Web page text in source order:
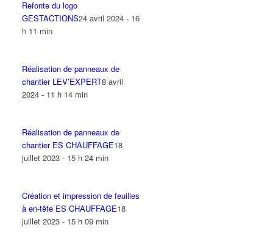
Refonte du logo
GESTACTIONS24 avril 2024 - 16
h 11 min
Réalisation de panneaux de
chantier LEV’EXPERT8 avril
2024 - 11 h 14 min
Réalisation de panneaux de
chantier ES CHAUFFAGE18
juillet 2023 - 15 h 24 min
Création et impression de feuilles
à en-tête ES CHAUFFAGE18
juillet 2023 - 15 h 09 min